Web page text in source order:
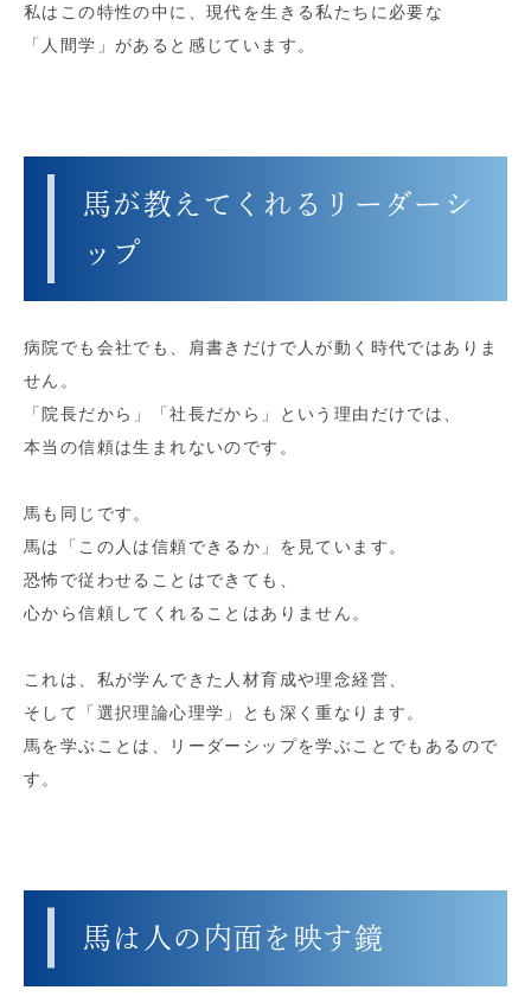
私はこの特性の中に、現代を生きる私たちに必要な
「人間学」があると感じています。
馬が教えてくれるリーダーシ
ップ
病院でも会社でも、肩書きだけで人が動く時代ではありま
せん。
「院長だから」「社長だから」という理由だけでは、
本当の信頼は生まれないのです。
馬も同じです。
馬は「この人は信頼できるか」を見ています。
恐怖で従わせることはできても、
心から信頼してくれることはありません。
これは、私が学んできた人材育成や理念経営、
そして「選択理論心理学」とも深く重なります。
馬を学ぶことは、リーダーシップを学ぶことでもあるので
す。
馬は人の内面を映す鏡